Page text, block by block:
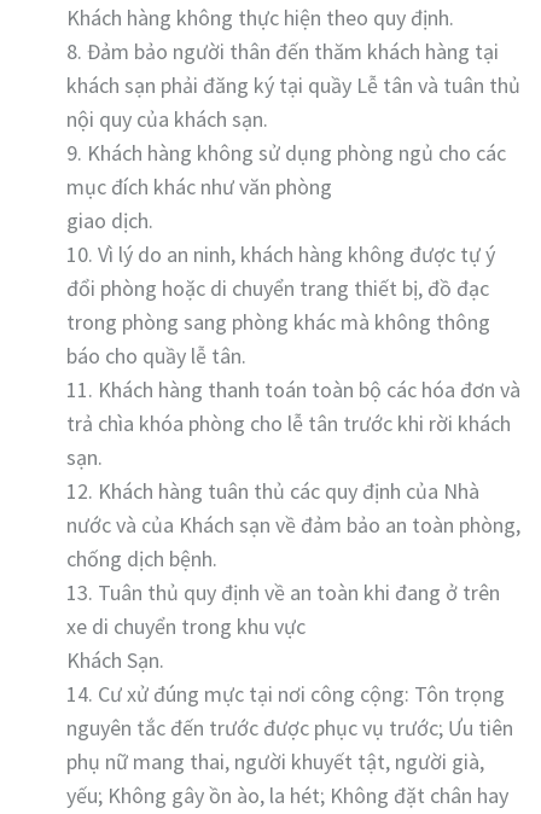
Khách hàng không thực hiện theo quy định.
8. Đảm bảo người thân đến thăm khách hàng tại
khách sạn phải đăng ký tại quầy Lễ tân và tuân thủ
nội quy của khách sạn.
9. Khách hàng không sử dụng phòng ngủ cho các
mục đích khác như văn phòng
giao dịch.
10. Vì lý do an ninh, khách hàng không được tự ý
đổi phòng hoặc di chuyển trang thiết bị, đồ đạc
trong phòng sang phòng khác mà không thông
báo cho quầy lễ tân.
11. Khách hàng thanh toán toàn bộ các hóa đơn và
trả chìa khóa phòng cho lễ tân trước khi rời khách
sạn.
12. Khách hàng tuân thủ các quy định của Nhà
nước và của Khách sạn về đảm bảo an toàn phòng,
chống dịch bệnh.
13. Tuân thủ quy định về an toàn khi đang ở trên
xe di chuyển trong khu vực
Khách Sạn.
14. Cư xử đúng mực tại nơi công cộng: Tôn trọng
nguyên tắc đến trước được phục vụ trước; Ưu tiên
phụ nữ mang thai, người khuyết tật, người già,
yếu; Không gây ồn ào, la hét; Không đặt chân hay